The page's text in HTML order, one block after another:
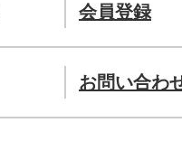
会員登録
お問い合わ